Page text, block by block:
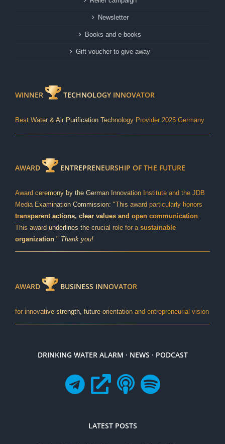
Newsletter
Books and e-books
Gift voucher to give away
WINNER TECHNOLOGY INNOVATOR
Best Water & Air Purification Technology Provider 2025 Germany
AWARD ENTREPRENEURSHIP OF THE FUTURE
Award ceremony by the German Innovation Institute and the JDB
Media Examination Commission: "This award particularly honors
transparent actions, clear values and open communication
This award underlines the crucial role for a sustainable
organization ." Thank you!
AWARD BUSINESS INNOVATOR
for innovative strength, future orientation and entrepreneurial vision
DRINKING WATER ALARM · NEWS · PODCAST
LATEST POSTS